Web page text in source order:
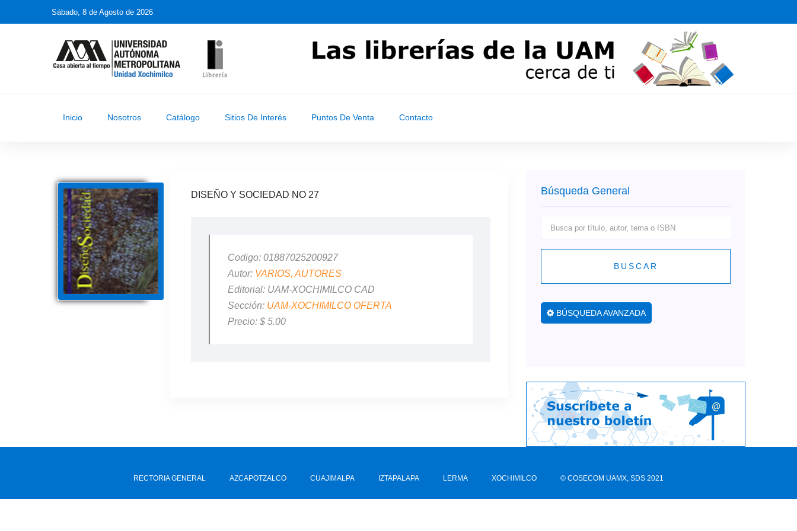
Sábado, 8 de Agosto de 2026
Inicio Nosotros Catálogo Sitios De Interés Puntos De Venta Contacto
DISEÑO Y SOCIEDAD NO 27
Codigo: 01887025200927
Autor: VARIOS, AUTORES
Editorial: UAM-XOCHIMILCO CAD
Sección: UAM-XOCHIMILCO OFERTA
Precio: $ 5.00
Búsqueda General
BUSCAR
BÚSQUEDA AVANZADA
RECTORIA GENERAL AZCAPOTZALCO CUAJIMALPA IZTAPALAPA LERMA XOCHIMILCO © COSECOM UAMX, SDS 2021